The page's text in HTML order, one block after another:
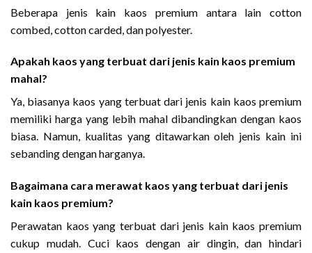
Beberapa jenis kain kaos premium antara lain cotton
combed, cotton carded, dan polyester.
Apakah kaos yang terbuat dari jenis kain kaos premium
mahal?
Ya, biasanya kaos yang terbuat dari jenis kain kaos premium
memiliki harga yang lebih mahal dibandingkan dengan kaos
biasa. Namun, kualitas yang ditawarkan oleh jenis kain ini
sebanding dengan harganya.
Bagaimana cara merawat kaos yang terbuat dari jenis
kain kaos premium?
Perawatan kaos yang terbuat dari jenis kain kaos premium
cukup mudah. Cuci kaos dengan air dingin, dan hindari